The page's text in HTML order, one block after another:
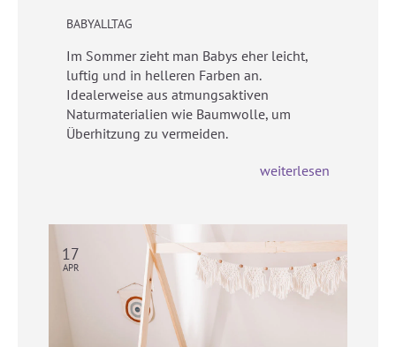
BABYALLTAG
Im Sommer zieht man Babys eher leicht,
luftig und in helleren Farben an.
Idealerweise aus atmungsaktiven
Naturmaterialien wie Baumwolle, um
Überhitzung zu vermeiden.
weiterlesen
17
APR